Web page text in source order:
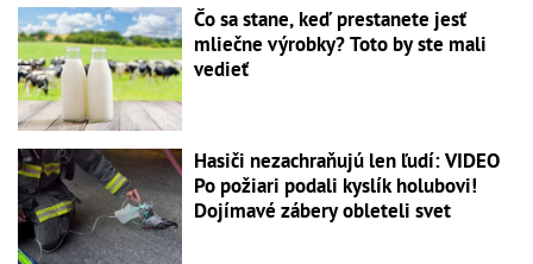
Čo sa stane, keď prestanete jesť
mliečne výrobky? Toto by ste mali
vedieť
Hasiči nezachraňujú len ľudí: VIDEO
Po požiari podali kyslík holubovi!
Dojímavé zábery obleteli svet